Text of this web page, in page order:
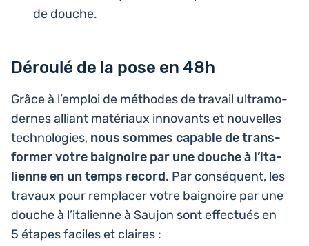
de douche.
Déroulé de la pose en 48h
Grâce à l’em­ploi de méthodes de travail ultra­mo­
dernes alliant maté­riaux inno­vants et nou­velles
tech­no­lo­gies, nous sommes capable de trans­
for­mer votre bai­gnoire par une douche à l’i­ta­
lienne en un temps record. Par consé­quent, les
travaux pour rem­pla­cer votre bai­gnoire par une
douche à l’i­ta­lienne à Saujon sont effec­tués en
5 étapes faciles et claires :